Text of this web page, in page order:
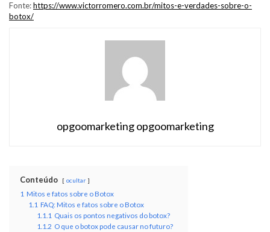
Fonte:https://www.victorromero.com.br/mitos-e-verdades-sobre-o-
botox/
opgoomarketing opgoomarketing
Conteúdo ocultar
1 Mitos e fatos sobre o Botox
1.1 FAQ: Mitos e fatos sobre o Botox
1.1.1 Quais os pontos negativos do botox?
1.1.2 O que o botox pode causar no futuro?